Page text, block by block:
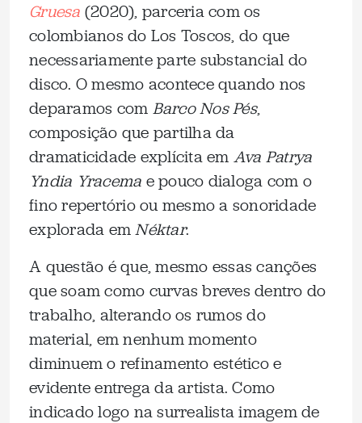
Gruesa (2020), parceria com os
colombianos do Los Toscos, do que
necessariamente parte substancial do
disco. O mesmo acontece quando nos
deparamos com Barco Nos Pés,
composição que partilha da
dramaticidade explícita em Ava Patrya
Yndia Yracema e pouco dialoga com o
fino repertório ou mesmo a sonoridade
explorada emNéktar.
A questão é que, mesmo essas canções
que soam como curvas breves dentro do
trabalho, alterando os rumos do
material, em nenhum momento
diminuem o refinamento estético e
evidente entrega da artista. Como
indicado logo na surrealista imagem de